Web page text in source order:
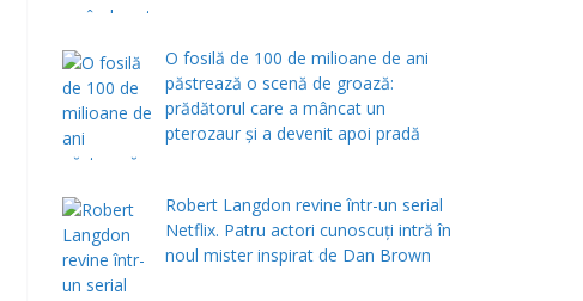
O fosilă de 100 de milioane de ani
păstrează o scenă de groază:
prădătorul care a mâncat un
pterozaur și a devenit apoi pradă
Robert Langdon revine într-un serial
Netflix. Patru actori cunoscuți intră în
noul mister inspirat de Dan Brown